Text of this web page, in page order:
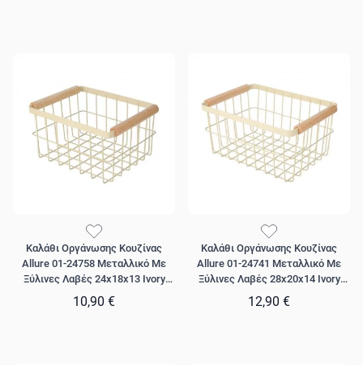
Καλάθι Οργάνωσης Κουζίνας
Allure 01-24758 Μεταλλικό Με
Ξύλινες Λαβές 24x18x13 Ivory
Estia
10,90 €
Καλάθι Οργάνωσης Κουζίνας
Allure 01-24741 Μεταλλικό Με
Ξύλινες Λαβές 28x20x14 Ivory
Estia
12,90 €